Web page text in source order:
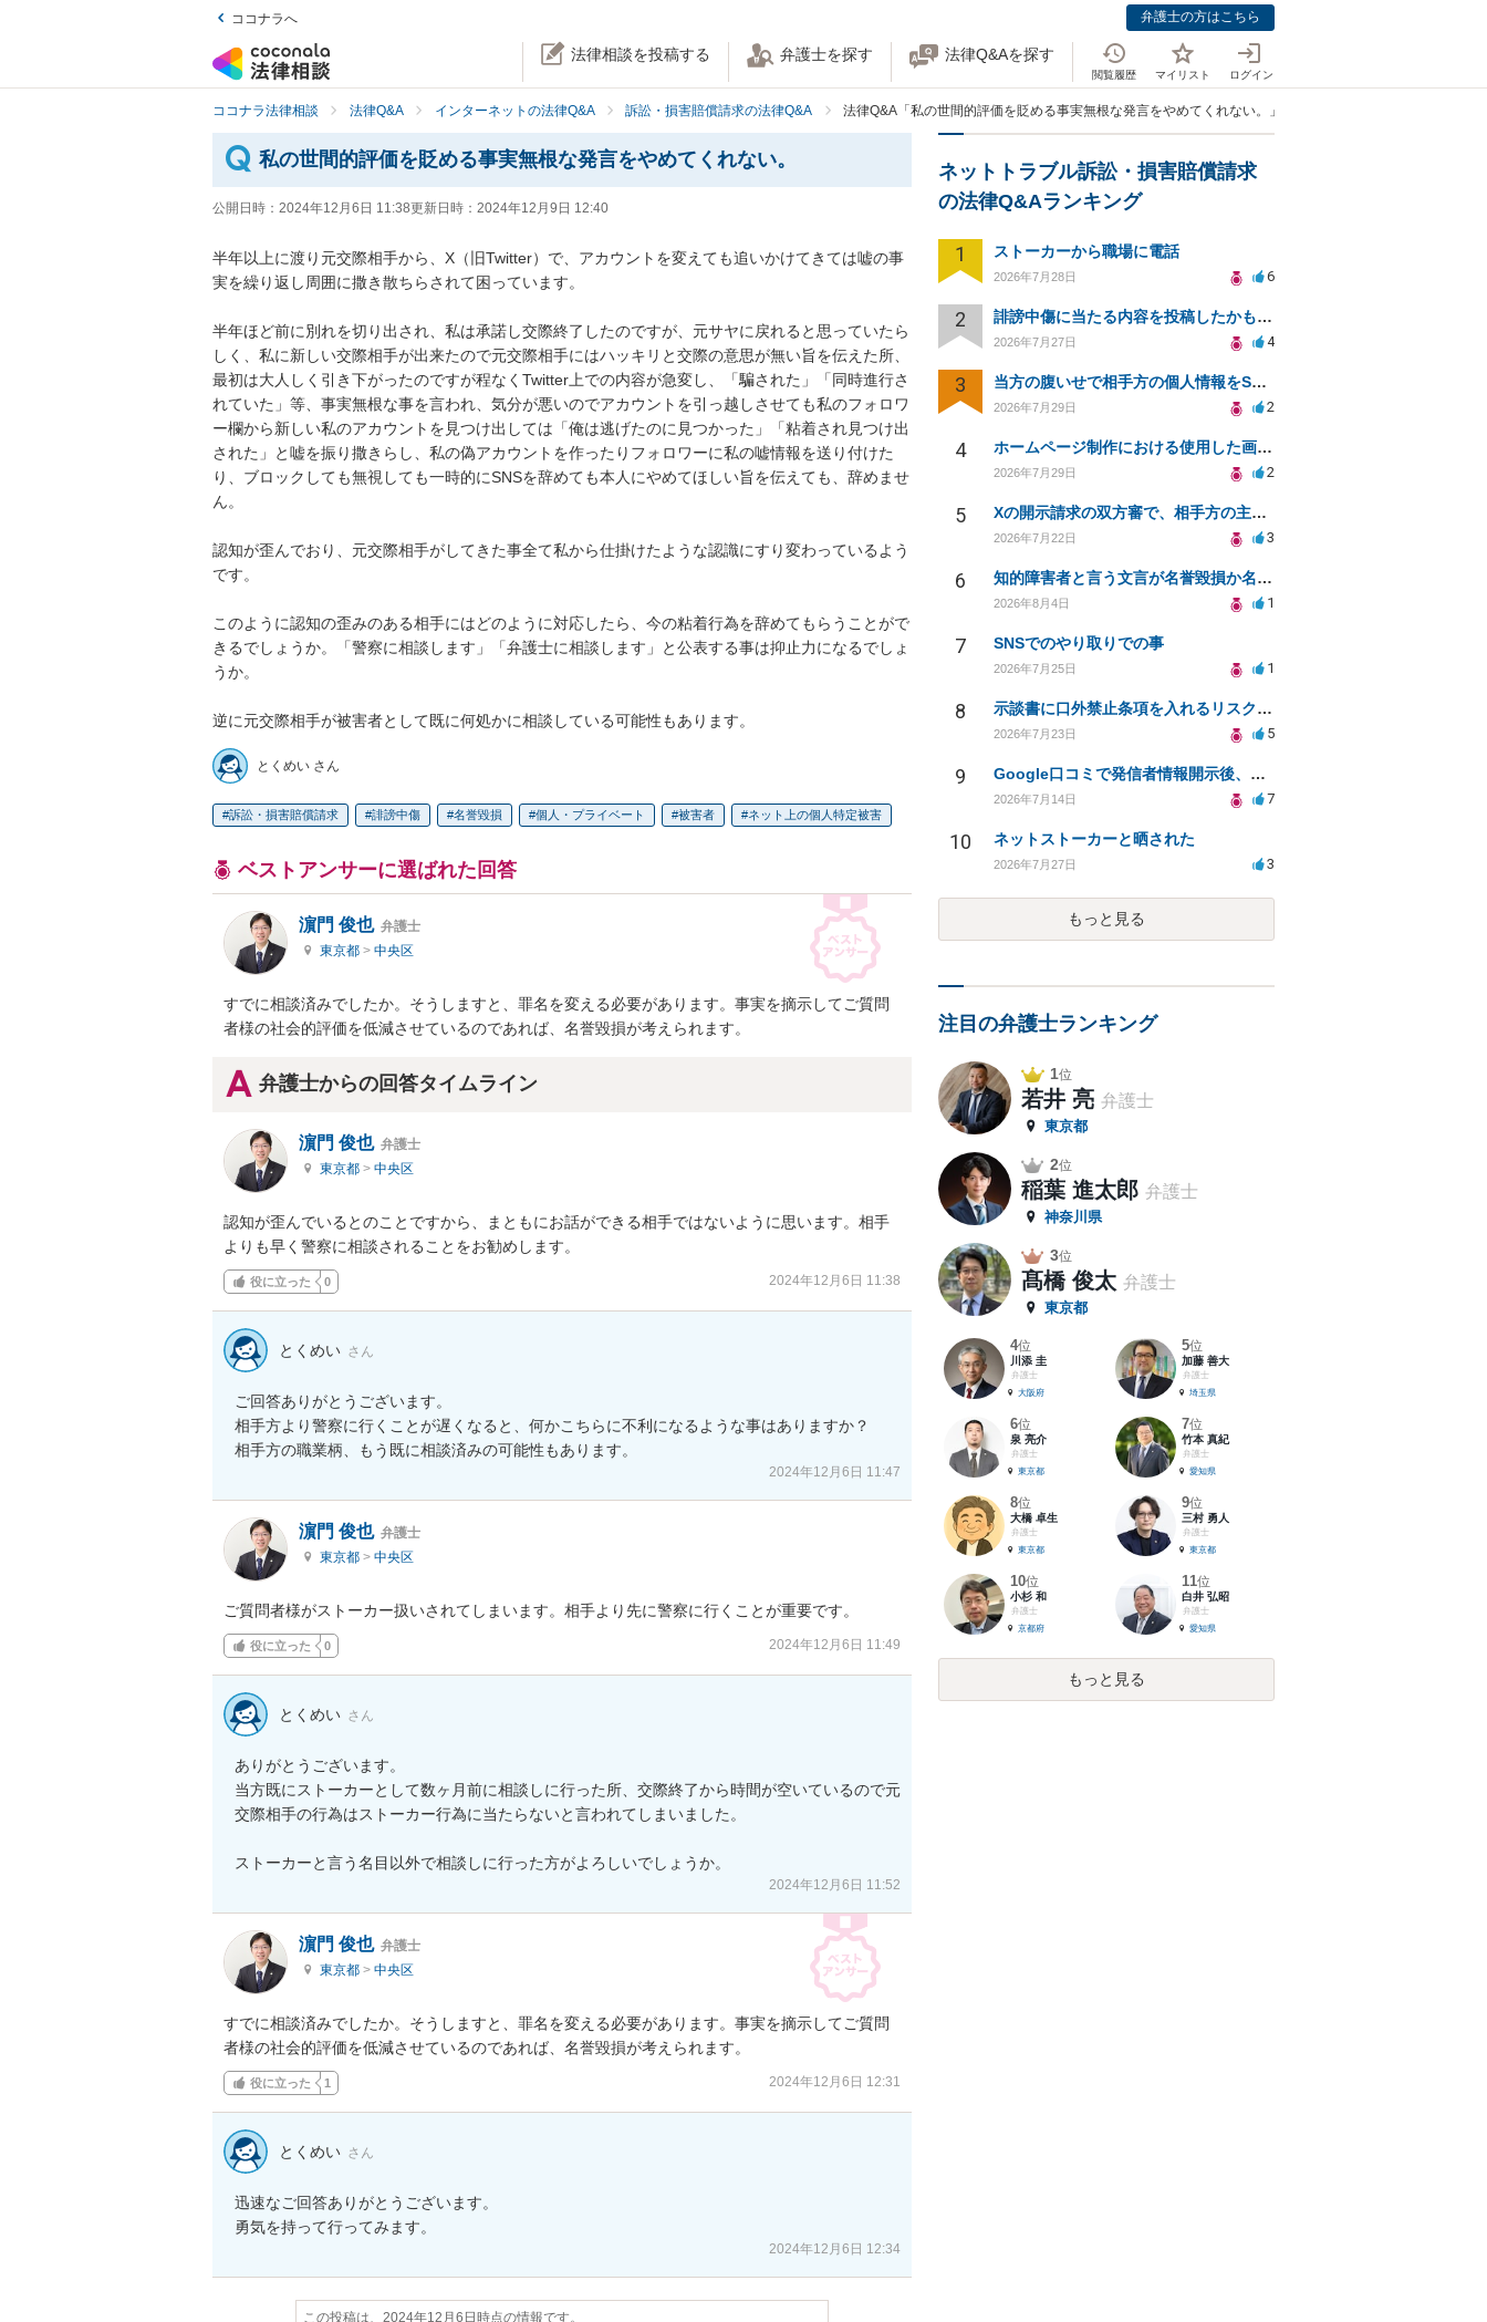
ココナラへ 弁護士の方はこちら
法律相談を投稿する 弁護士を探す 法律Q&Aを探す
閲覧履歴 マイリスト ログイン
ココナラ法律相談 法律Q&A インターネットの法律Q&A 訴訟・損害賠償請求の法律Q&A 法律Q&A「私の世間的評価を貶める事実無根な発言をやめてくれない。」
私の世間的評価を貶める事実無根な発言をやめてくれない。
公開日時： 2024年12月6日 11:38更新日時： 2024年12月9日 12:40
半年以上に渡り元交際相手から、X（旧Twitter）で、アカウントを変えても追いかけてきては嘘の事
実を繰り返し周囲に撒き散ちらされて困っています。
半年ほど前に別れを切り出され、私は承諾し交際終了したのですが、元サヤに戻れると思っていたら
しく、私に新しい交際相手が出来たので元交際相手にはハッキリと交際の意思が無い旨を伝えた所、
最初は大人しく引き下がったのですが程なくTwitter上での内容が急変し、「騙された」「同時進行さ
れていた」等、事実無根な事を言われ、気分が悪いのでアカウントを引っ越しさせても私のフォロワ
ー欄から新しい私のアカウントを見つけ出しては「俺は逃げたのに見つかった」「粘着され見つけ出
された」と嘘を振り撒きらし、私の偽アカウントを作ったりフォロワーに私の嘘情報を送り付けた
り、ブロックしても無視しても一時的にSNSを辞めても本人にやめてほしい旨を伝えても、辞めませ
ん。
認知が歪んでおり、元交際相手がしてきた事全て私から仕掛けたような認識にすり変わっているよう
です。
このように認知の歪みのある相手にはどのように対応したら、今の粘着行為を辞めてもらうことがで
きるでしょうか。「警察に相談します」「弁護士に相談します」と公表する事は抑止力になるでしょ
うか。
逆に元交際相手が被害者として既に何処かに相談している可能性もあります。
とくめい さん
訴訟・損害賠償請求 誹謗中傷 名誉毀損 個人・プライベート 被害者 ネット上の個人特定被害
ベストアンサーに選ばれた回答
濵門 俊也 弁護士
東京都 > 中央区
すでに相談済みでしたか。そうしますと、罪名を変える必要があります。事実を摘示してご質問
者様の社会的評価を低減させているのであれば、名誉毀損が考えられます。
弁護士からの回答タイムライン
濵門 俊也 弁護士
東京都 > 中央区
認知が歪んでいるとのことですから、まともにお話ができる相手ではないように思います。相手
よりも早く警察に相談されることをお勧めします。
役に立った 0 2024年12月6日 11:38
とくめい さん
ご回答ありがとうございます。
相手方より警察に行くことが遅くなると、何かこちらに不利になるような事はありますか？
相手方の職業柄、もう既に相談済みの可能性もあります。
2024年12月6日 11:47
濵門 俊也 弁護士
東京都 > 中央区
ご質問者様がストーカー扱いされてしまいます。相手より先に警察に行くことが重要です。
役に立った 0 2024年12月6日 11:49
とくめい さん
ありがとうございます。
当方既にストーカーとして数ヶ月前に相談しに行った所、交際終了から時間が空いているので元
交際相手の行為はストーカー行為に当たらないと言われてしまいました。
ストーカーと言う名目以外で相談しに行った方がよろしいでしょうか。
2024年12月6日 11:52
濵門 俊也 弁護士
東京都 > 中央区
すでに相談済みでしたか。そうしますと、罪名を変える必要があります。事実を摘示してご質問
者様の社会的評価を低減させているのであれば、名誉毀損が考えられます。
役に立った 1 2024年12月6日 12:31
とくめい さん
迅速なご回答ありがとうございます。
勇気を持って行ってみます。
2024年12月6日 12:34
この投稿は、2024年12月6日時点の情報です。
ネットトラブル訴訟・損害賠償請求
の法律Q&Aランキング
1 ストーカーから職場に電話
2026年7月28日 6
2 誹謗中傷に当たる内容を投稿したかもしれない。開示請求や民事刑事裁判に発展しうるのか教えて欲しい。
2026年7月27日 4
3 当方の腹いせで相手方の個人情報をSNSで晒してしまい名誉毀損させてしまったかもしれない
2026年7月29日 2
4 ホームページ制作における使用した画像や文章の著作権について
2026年7月29日 2
5 Xの開示請求の双方審で、相手方の主張が口頭ばかりで把握しきれません
2026年7月22日 3
6 知的障害者と言う文言が名誉毀損か名誉感情の侵害になるか教えてほしい。
2026年8月4日 1
7 SNSでのやり取りでの事
2026年7月25日 1
8 示談書に口外禁止条項を入れるリスクはありますか？
2026年7月23日 5
9 Google口コミで発信者情報開示後、損害賠償請求を受けています。示談について相談です。
2026年7月14日 7
10 ネットストーカーと晒された
2026年7月27日 3
もっと見る
注目の弁護士ランキング
1位
若井 亮 弁護士
東京都
2位
稲葉 進太郎 弁護士
神奈川県
3位
髙橋 俊太 弁護士
東京都
4位
川添 圭
弁護士
大阪府
5位
加藤 善大
弁護士
埼玉県
6位
泉 亮介
弁護士
東京都
7位
竹本 真紀
弁護士
愛知県
8位
大橋 卓生
弁護士
東京都
9位
三村 勇人
弁護士
東京都
10位
小杉 和
弁護士
京都府
11位
白井 弘昭
弁護士
愛知県
もっと見る